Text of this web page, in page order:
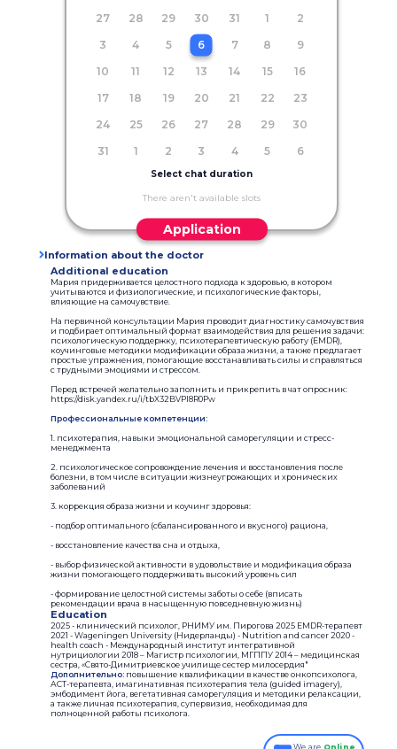
27
28 29 30 31 1
2
3
4 5 6 7 8
9
10
11 12 13 14 15
16
17
18 19 20 21 22
23
24
25 26 27 28 29
30
31
1 2 3 4 5 6
Select chat duration
There aren't available slots
Application
Information about the doctor
Additional education
Мария придерживается целостного подхода к здоровью, в котором
учитываются и физиологические, и психологические факторы,
влияющие на самочувствие.
На первичной консультации Мария проводит диагностику самочувствия
и подбирает оптимальный формат взаимодействия для решения задачи:
психологическую поддержку, психотерапевтическую работу (EMDR),
коучинговые методики модификации образа жизни, а также предлагает
простые упражнения, помогающие восстанавливать силы и справляться
с трудными эмоциями и стрессом.
Перед встречей желательно заполнить и прикрепить в чат опросник:
https://disk.yandex.ru/i/tbX32BVPI8R0Pw
Профессиональные компетенции:
1. психотерапия, навыки эмоциональной саморегуляции и стресс-
менеджмента
2. психологическое сопровождение лечения и восстановления после
болезни, в том числе в ситуации жизнеугрожающих и хронических
заболеваний
3. коррекция образа жизни и коучинг здоровья:
- подбор оптимального (сбалансированного и вкусного) рациона,
- восстановление качества сна и отдыха,
- выбор физической активности в удовольствие и модификация образа
жизни помогающего поддерживать высокий уровень сил
- формирование целостной системы заботы о себе (вписать
рекомендации врача в насыщенную повседневную жизнь)
Education
2025 - клинический психолог, РНИМУ им. Пирогова 2025 EMDR-терапевт
2021 - Wageningen University (Нидерланды) - Nutrition and cancer 2020 -
health coach - Международный институт интегративной
нутрициологии 2018 – Магистр психологии, МГППУ 2014 – медицинская
сестра, «Свято-Димитриевское училище сестер милосердия"
Дополнительно: повышение квалификации в качестве онкопсихолога,
АСТ-терапевта, имагинативная психотерапия тела (guided imagery),
эмбодимент йога, вегетативная саморегуляция и методики релаксации,
а также личная психотерапия, супервизия, необходимая для
полноценной работы психолога.
We are Online